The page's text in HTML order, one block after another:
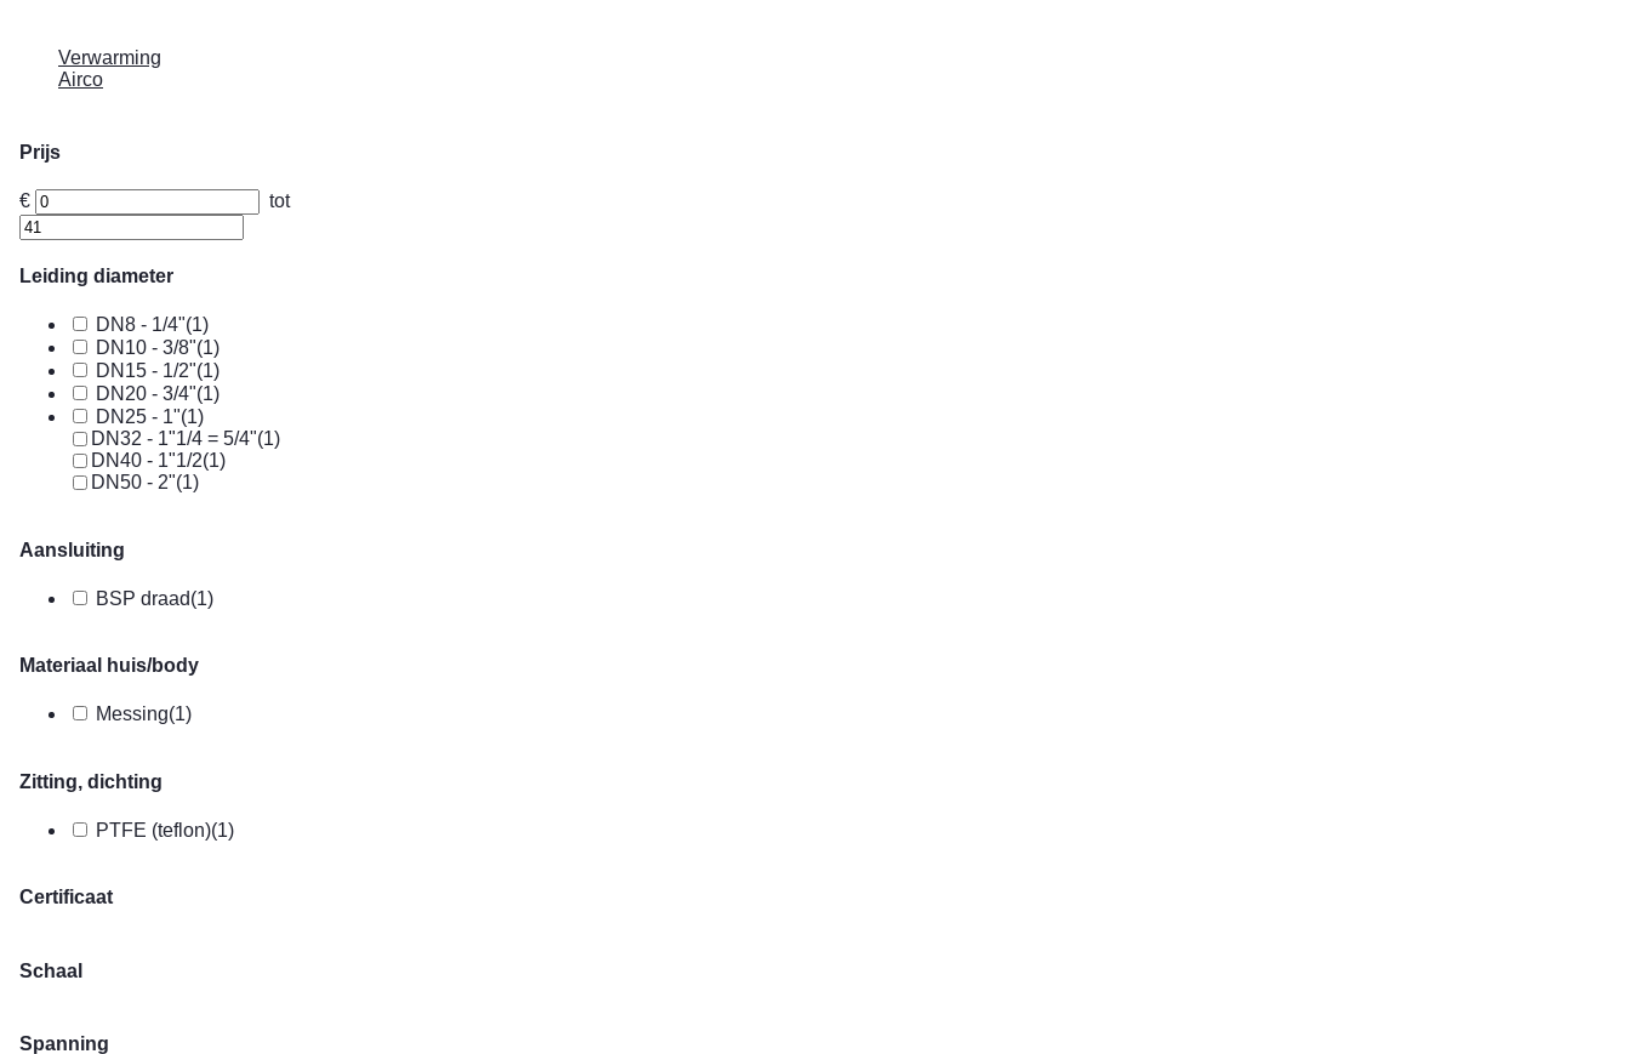
Verwarming
Airco
Prijs
€ tot
Leiding diameter
DN8 - 1/4"(1)
DN10 - 3/8"(1)
DN15 - 1/2"(1)
DN20 - 3/4"(1)
DN25 - 1"(1)
DN32 - 1"1/4 = 5/4"(1)
DN40 - 1"1/2(1)
DN50 - 2"(1)
Aansluiting
BSP draad(1)
Materiaal huis/body
Messing(1)
Zitting, dichting
PTFE (teflon)(1)
Certificaat
Schaal
Spanning